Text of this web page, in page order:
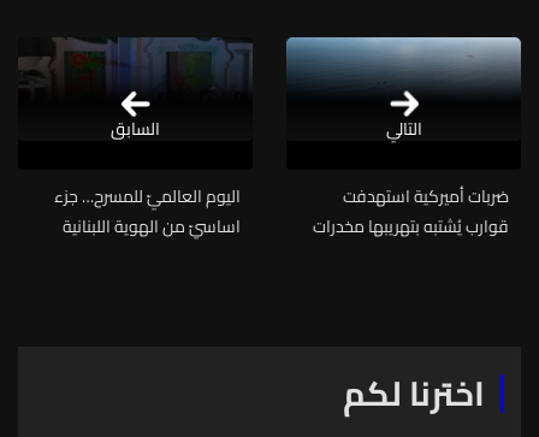
التالي
ضربات أميركية استهدفت
قوارب يُشتبه بتهريبها مخدرات
اليوم العالميّ للمسرح… جزء
اساسيّ من الهوية اللبنانية
السابق
اخترنا لكم